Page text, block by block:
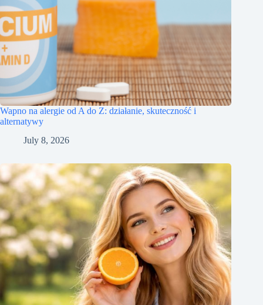
Wapno na alergie od A do Z: działanie, skuteczność i
alternatywy
July 8, 2026